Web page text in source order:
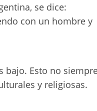
se dice:
con un hombre y
bajo. Esto no
y religiosas.